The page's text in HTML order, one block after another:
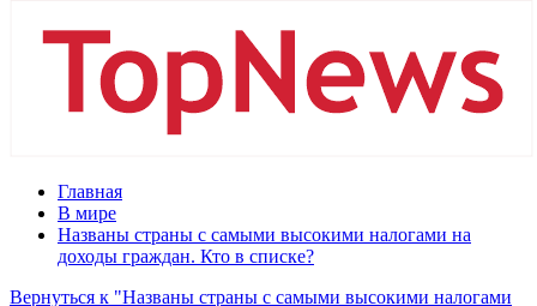
Главная
В мире
Названы страны с самыми высокими налогами на
доходы граждан. Кто в списке?
Вернуться к "Названы страны с самыми высокими налогами